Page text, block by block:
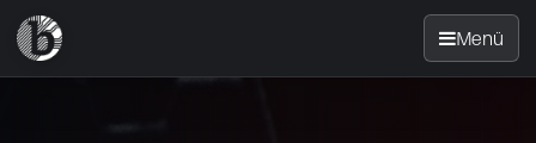
Menü
Startseite